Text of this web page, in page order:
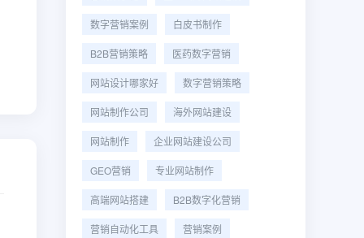
数字营销案例 白皮书制作
B2B营销策略 医药数字营销
网站设计哪家好 数字营销策略
网站制作公司 海外网站建设
网站制作 企业网站建设公司
GEO营销 专业网站制作
高端网站搭建 B2B数字化营销
营销自动化工具 营销案例